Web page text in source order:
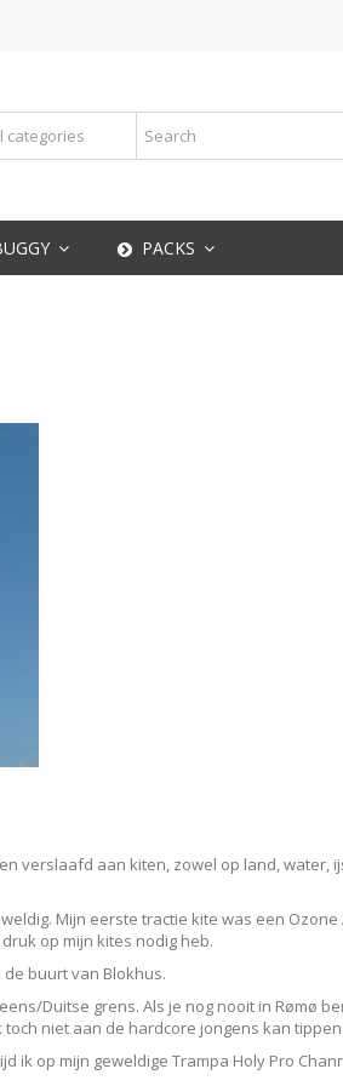
PACKS
verslaafd aan kiten, zowel op land,
Mijn eerste tractie kite was een
op mijn kites nodig heb.
buurt van Blokhus.
Duitse grens. Als je nog nooit in Rømø
niet aan de hardcore jongens kan
ik op mijn geweldige Trampa Holy Pro